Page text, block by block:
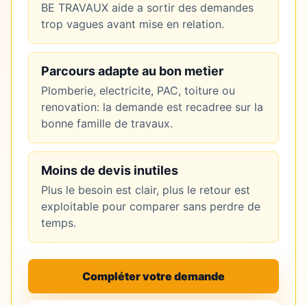
BE TRAVAUX aide a sortir des demandes
trop vagues avant mise en relation.
Parcours adapte au bon metier
Plomberie, electricite, PAC, toiture ou
renovation: la demande est recadree sur la
bonne famille de travaux.
Moins de devis inutiles
Plus le besoin est clair, plus le retour est
exploitable pour comparer sans perdre de
temps.
Compléter votre demande